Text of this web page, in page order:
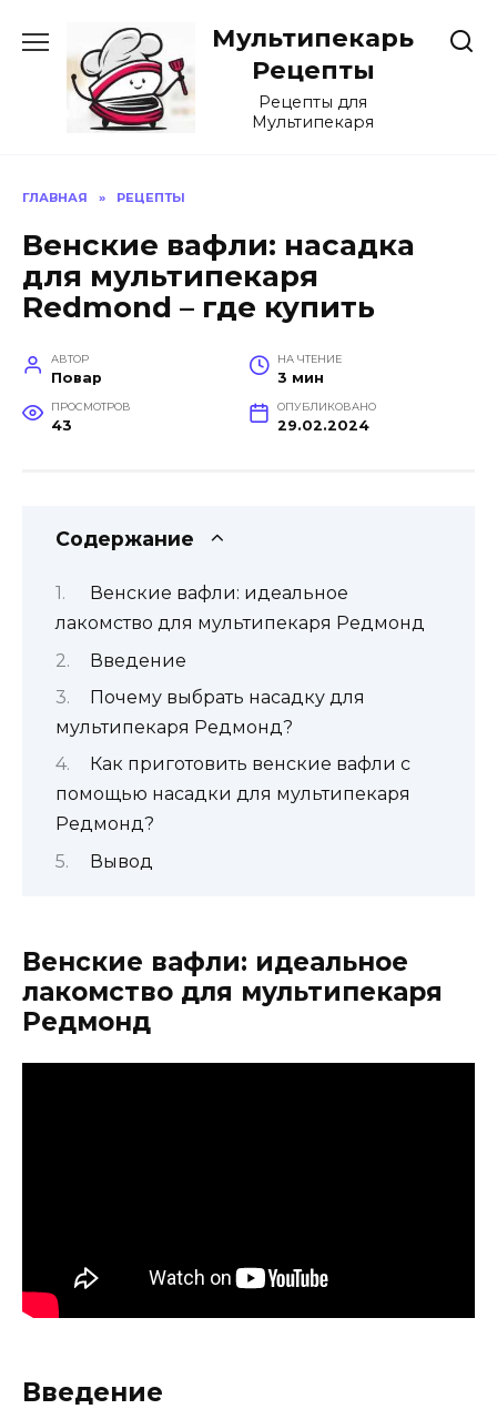
содержанию
Мультипекарь
Рецепты
Рецепты для
Мультипекаря
ГЛАВНАЯ » РЕЦЕПТЫ
Венские вафли: насадка
для мультипекаря
Redmond – где купить
АВТОР
Повар
НА ЧТЕНИЕ
3 мин
ПРОСМОТРОВ
43
ОПУБЛИКОВАНО
29.02.2024
Содержание
Венские вафли: идеальное
лакомство для мультипекаря Редмонд
Введение
Почему выбрать насадку для
мультипекаря Редмонд?
Как приготовить венские вафли с
помощью насадки для мультипекаря
Редмонд?
Вывод
Венские вафли: идеальное
лакомство для мультипекаря
Редмонд
Введение